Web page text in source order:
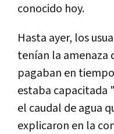
conocido hoy.
Hasta ayer, los
tenían la amenaza
pagaban en
estaba capacitada
el caudal de agua
explicaron en la